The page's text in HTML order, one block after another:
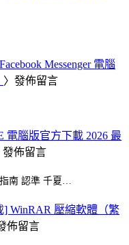
Facebook Messenger 電腦
〉發佈留言
電腦版官方下載 2026 最
發佈留言
南 認準 千夏…
] WinRAR 壓縮軟體（繁
佈留言